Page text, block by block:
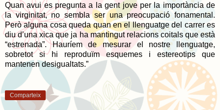
Quan avui es pregunta a la gent jove per la importància de
la virginitat, no sembla ser una preocupació fonamental.
Però alguna cosa queda quan en el llenguatge del carrer es
diu d’una xica que ja ha mantingut relacions coitals que està
“estrenada”. Hauríem de mesurar el nostre llenguatge,
sobretot si hi reproduïm esquemes i estereotips que
mantenen desigualtats.”
Comparteix